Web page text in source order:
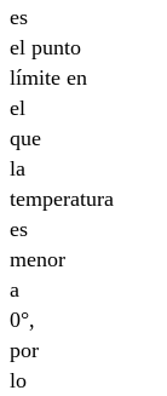
es
el punto
límite en
el
que
la
temperatura
es
menor
a
0°,
por
lo